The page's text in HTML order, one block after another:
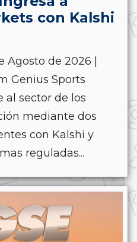
con Kalshi
Agosto de 2026 |
Genius Sports
al sector de los
mediante dos
con Kalshi y
reguladas...